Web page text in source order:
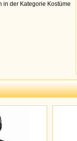
in der Kategorie Kostüme